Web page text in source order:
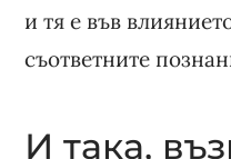
и тя е във
съответните
И така,